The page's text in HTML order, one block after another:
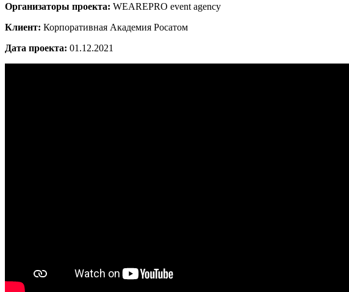
Организаторы проекта: WEAREPRO event agency
Клиент: Корпоративная Академия Росатом
Дата проекта: 01.12.2021